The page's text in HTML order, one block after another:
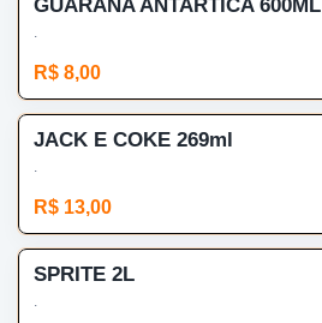
GUARANA ANTARTICA 600ML
.
R$ 8,00
JACK E COKE 269ml
.
R$ 13,00
SPRITE 2L
.